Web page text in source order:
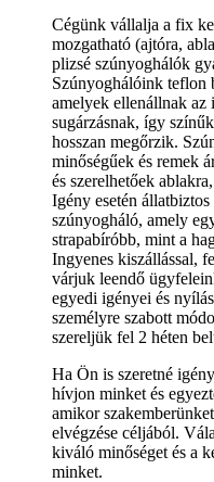
Cégünk vállalja a fix
mozgatható (ajtóra,
plizsé szúnyoghálók
Szúnyoghálóink teflon
amelyek ellenállnak
sugárzásnak, így
hosszan megőrzik.
minőségűek és remek
és szerelhetőek
Igény esetén
szúnyogháló, amely
strapabíróbb, mint a
Ingyenes kiszállással,
várjuk leendő
egyedi igényei és
személyre szabott
szereljük fel 2 héten
Ha Ön is szeretné
hívjon minket és
amikor
elvégzése céljából.
kiváló minőséget és a
minket.